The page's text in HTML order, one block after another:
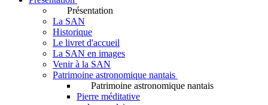
Présentation
La SAN
Historique
Le livret d'accueil
La SAN en images
Venir à la SAN
Patrimoine astronomique nantais
Patrimoine astronomique nantais
Pierre méditative